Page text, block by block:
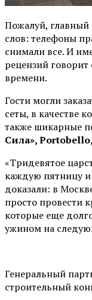
Пожалуй, главный
слов: телефоны
снимали все. И
рецензий
времени.
Гости могли
сеты, в качестве
также шикарные
Сила»,
«Тридевятое
каждую пятницу и
доказали: в
просто провести
которые еще
ужином на
Генеральный
строительный